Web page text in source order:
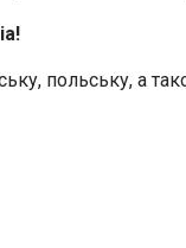
польську, а